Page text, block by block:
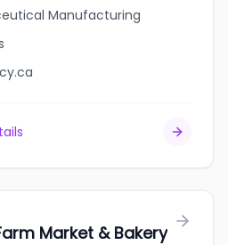
Manufacturing
Market & Bakery